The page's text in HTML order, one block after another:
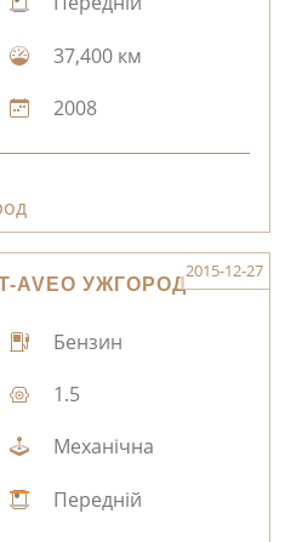
37,400 км
2008
AVEO УЖГОРОД
2015-12-27
Бензин
1.5
Механічна
Передній